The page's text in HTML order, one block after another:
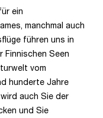
ein
manchmal auch
führen uns in
Seen
vom
hunderte Jahre
auch Sie der
und Sie